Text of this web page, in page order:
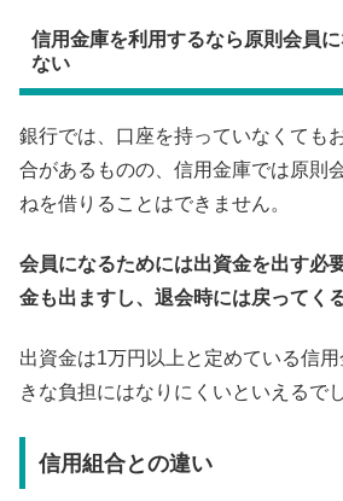
信用金庫を利用するなら原則会員
ない
銀行では、口座を持っていなくても
合があるものの、信用金庫では原則
ねを借りることはできません。
会員になるためには出資金を出す必
金も出ますし、退会時には戻ってく
出資金は1万円以上と定めている信
きな負担にはなりにくいといえるで
信用組合との違い